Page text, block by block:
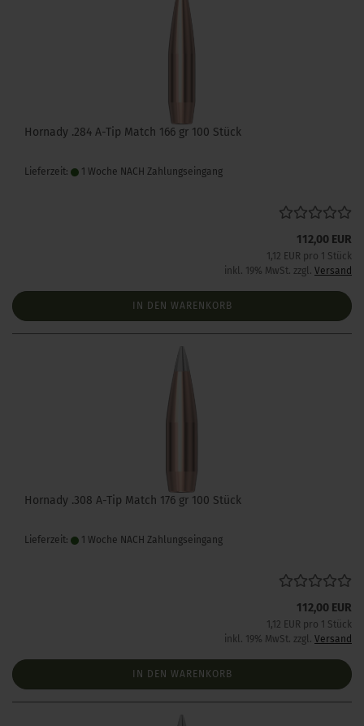
Hornady .284 A-Tip Match 166 gr 100 Stück
Lieferzeit: 1 Woche NACH Zahlungseingang
112,00 EUR
1,12 EUR pro 1 Stück
inkl. 19% MwSt. zzgl. Versand
IN DEN WARENKORB
Hornady .308 A-Tip Match 176 gr 100 Stück
Lieferzeit: 1 Woche NACH Zahlungseingang
112,00 EUR
1,12 EUR pro 1 Stück
inkl. 19% MwSt. zzgl. Versand
IN DEN WARENKORB